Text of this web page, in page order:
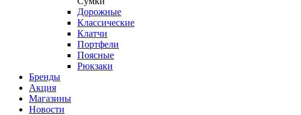
Дорожные
Классические
Клатчи
Портфели
Поясные
Рюкзаки
Бренды
Акция
Магазины
Новости